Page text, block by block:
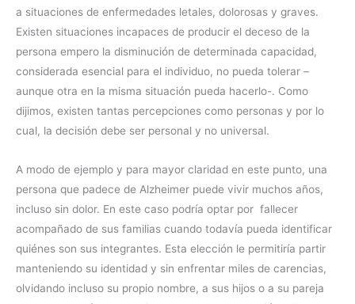
a situaciones de enfermedades letales, dolorosas y graves.
Existen situaciones incapaces de producir el deceso de la
persona empero la disminución de determinada capacidad,
considerada esencial para el individuo, no pueda tolerar –
aunque otra en la misma situación pueda hacerlo-. Como
dijimos, existen tantas percepciones como personas y por lo
cual, la decisión debe ser personal y no universal.
A modo de ejemplo y para mayor claridad en este punto, una
persona que padece de Alzheimer puede vivir muchos años,
incluso sin dolor. En este caso podría optar por fallecer
acompañado de sus familias cuando todavía pueda identificar
quiénes son sus integrantes. Esta elección le permitiría partir
manteniendo su identidad y sin enfrentar miles de carencias,
olvidando incluso su propio nombre, a sus hijos o a su pareja